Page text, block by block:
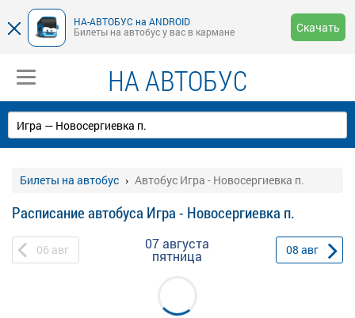
НА-АВТОБУС на ANDROID
Билеты на автобус у вас в кармане
Скачать
НА АВТОБУС
Билеты на автобус Автобус Игра - Новосергиевка п.
Расписание автобуса Игра - Новосергиевка п.
06 авг 07 августа
пятница 08 авг